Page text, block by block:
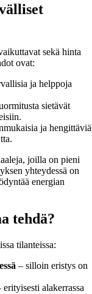
sekä hinta
ovat:
ja helppoja
sietävät
ja hengittäviä
joilla on pieni
yhteydessä on
energian
tehdä?
tilanteissa:
– silloin eristys on
erityisesti alakerrassa